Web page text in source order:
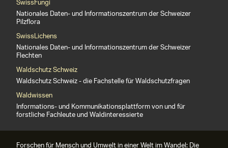
Nationales Daten- und Informationszentrum der Schweizer
Pilzflora
SwissLichens
Nationales Daten- und Informationszentrum der Schweizer
Flechten
Waldschutz Schweiz
Waldschutz Schweiz - die Fachstelle für Waldschutzfragen
Waldwissen
Informations- und Kommunikationsplattform von und für
forstliche Fachleute und Waldinteressierte